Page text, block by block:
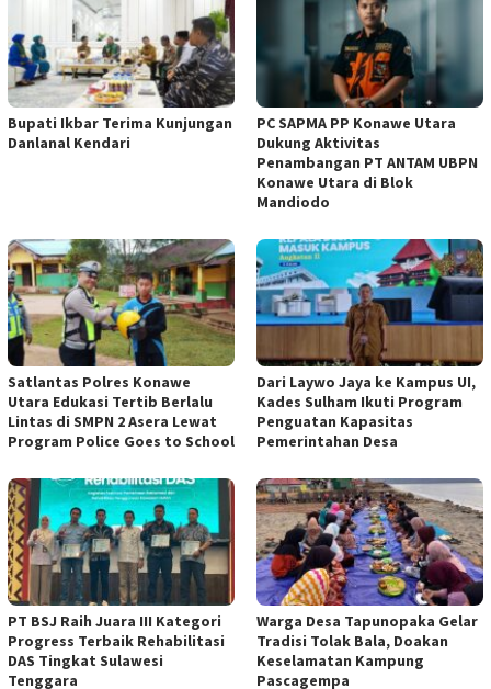
Bupati Ikbar Terima Kunjungan
Danlanal Kendari
PC SAPMA PP Konawe Utara
Dukung Aktivitas
Penambangan PT ANTAM UBPN
Konawe Utara di Blok
Mandiodo
Satlantas Polres Konawe
Utara Edukasi Tertib Berlalu
Lintas di SMPN 2 Asera Lewat
Program Police Goes to School
Dari Laywo Jaya ke Kampus UI,
Kades Sulham Ikuti Program
Penguatan Kapasitas
Pemerintahan Desa
PT BSJ Raih Juara III Kategori
Progress Terbaik Rehabilitasi
DAS Tingkat Sulawesi
Tenggara
Warga Desa Tapunopaka Gelar
Tradisi Tolak Bala, Doakan
Keselamatan Kampung
Pascagempa